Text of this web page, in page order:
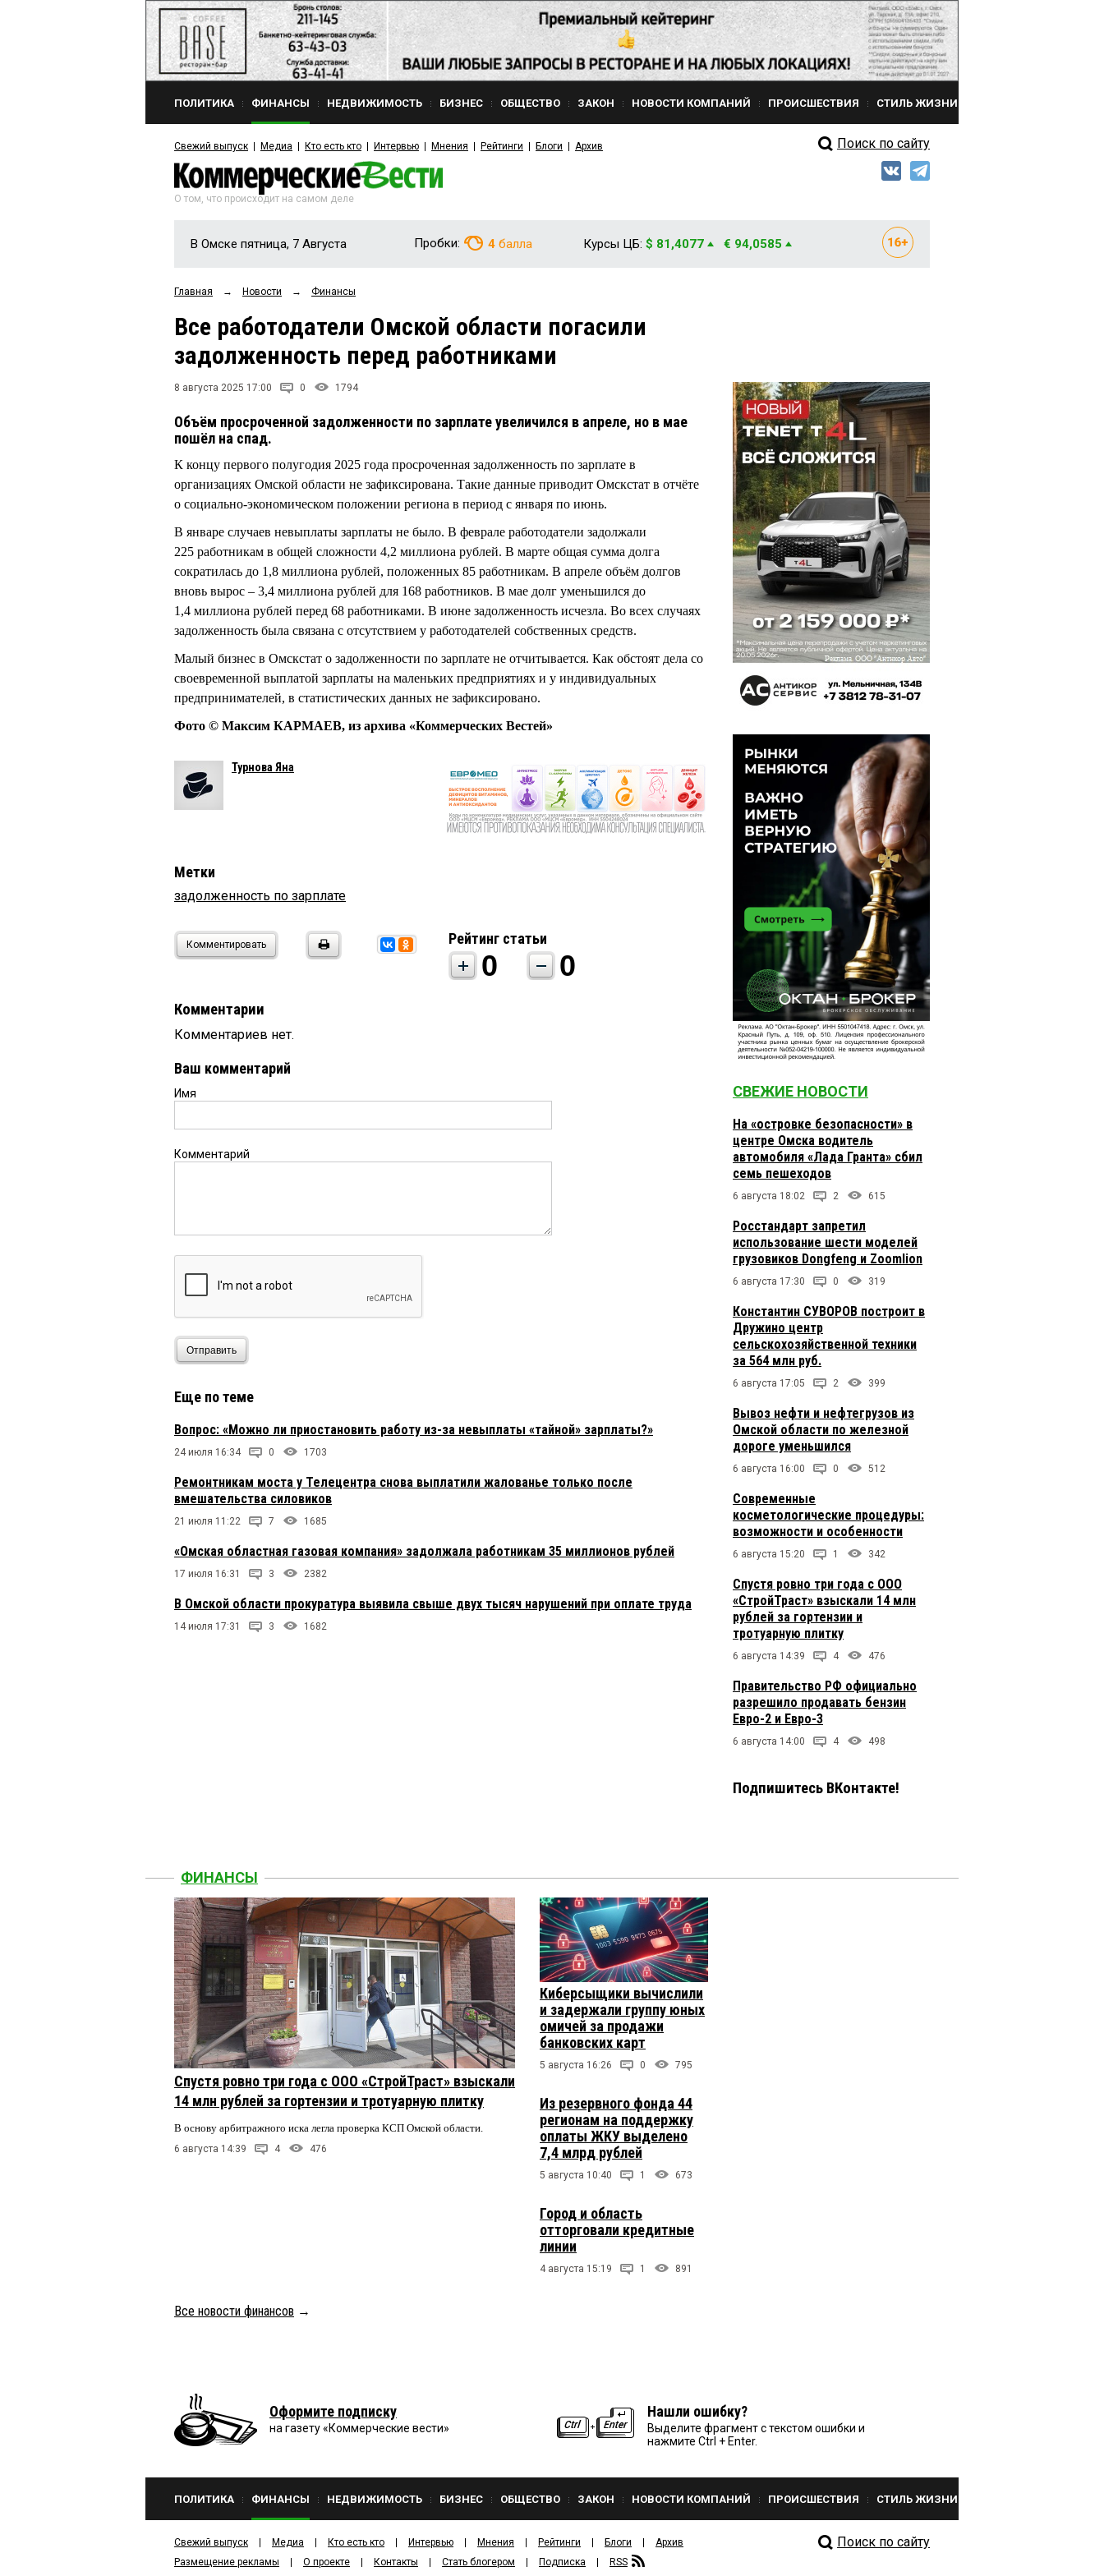
ПОЛИТИКА ФИНАНСЫ НЕДВИЖИМОСТЬ БИЗНЕС ОБЩЕСТВО ЗАКОН НОВОСТИ КОМПАНИЙ ПРОИСШЕСТВИЯ СТИЛЬ ЖИЗНИ
Свежий выпуск Медиа Кто есть кто Интервью Мнения Рейтинги Блоги Архив Поиск по сайту
О том, что происходит на самом деле
В Омске пятница, 7 Августа Пробки: 4 балла Курсы ЦБ: $ 81,4077 € 94,0585
Главная → Новости → Финансы
Все работодатели Омской области погасили
задолженность перед работниками
8 августа 2025 17:00 0 1794
Объём просроченной задолженности по зарплате увеличился в апреле, но в мае
пошёл на спад.
К концу первого полугодия 2025 года просроченная задолженность по зарплате в
организациях Омской области не зафиксирована. Такие данные приводит Омскстат в отчёте
о социально-экономическом положении региона в период с января по июнь.
В январе случаев невыплаты зарплаты не было. В феврале работодатели задолжали
225 работникам в общей сложности 4,2 миллиона рублей. В марте общая сумма долга
сократилась до 1,8 миллиона рублей, положенных 85 работникам. В апреле объём долгов
вновь вырос – 3,4 миллиона рублей для 168 работников. В мае долг уменьшился до
1,4 миллиона рублей перед 68 работниками. В июне задолженность исчезла. Во всех случаях
задолженность была связана с отсутствием у работодателей собственных средств.
Малый бизнес в Омскстат о задолженности по зарплате не отчитывается. Как обстоят дела со
своевременной выплатой зарплаты на маленьких предприятиях и у индивидуальных
предпринимателей, в статистических данных не зафиксировано.
Фото © Максим КАРМАЕВ, из архива «Коммерческих Вестей»
Турнова Яна
Метки
задолженность по зарплате
Комментировать Рейтинг статьи
0 0
Комментарии
Комментариев нет.
Ваш комментарий
Имя
Комментарий
Отправить
Еще по теме
Вопрос: «Можно ли приостановить работу из-за невыплаты «тайной» зарплаты?»
24 июля 16:34 0 1703
Ремонтникам моста у Телецентра снова выплатили жалованье только после
вмешательства силовиков
21 июля 11:22 7 1685
«Омская областная газовая компания» задолжала работникам 35 миллионов рублей
17 июля 16:31 3 2382
В Омской области прокуратура выявила свыше двух тысяч нарушений при оплате труда
14 июля 17:31 3 1682
СВЕЖИЕ НОВОСТИ
На «островке безопасности» в
центре Омска водитель
автомобиля «Лада Гранта» сбил
семь пешеходов
6 августа 18:02 2 615
Росстандарт запретил
использование шести моделей
грузовиков Dongfeng и Zoomlion
6 августа 17:30 0 319
Константин СУВОРОВ построит в
Дружино центр
сельскохозяйственной техники
за 564 млн руб.
6 августа 17:05 2 399
Вывоз нефти и нефтегрузов из
Омской области по железной
дороге уменьшился
6 августа 16:00 0 512
Современные
косметологические процедуры:
возможности и особенности
6 августа 15:20 1 342
Спустя ровно три года с ООО
«СтройТраст» взыскали 14 млн
рублей за гортензии и
тротуарную плитку
6 августа 14:39 4 476
Правительство РФ официально
разрешило продавать бензин
Евро-2 и Евро-3
6 августа 14:00 4 498
Подпишитесь ВКонтакте!
ФИНАНСЫ
Спустя ровно три года с ООО «СтройТраст» взыскали
14 млн рублей за гортензии и тротуарную плитку
В основу арбитражного иска легла проверка КСП Омской области.
6 августа 14:39 4 476
Киберсыщики вычислили
и задержали группу юных
омичей за продажи
банковских карт
5 августа 16:26 0 795
Из резервного фонда 44
регионам на поддержку
оплаты ЖКУ выделено
7,4 млрд рублей
5 августа 10:40 1 673
Город и область
отторговали кредитные
линии
4 августа 15:19 1 891
Все новости финансов →
Оформите подписку
на газету «Коммерческие вести»
Нашли ошибку?
Выделите фрагмент с текстом ошибки и
нажмите Ctrl + Enter.
ПОЛИТИКА ФИНАНСЫ НЕДВИЖИМОСТЬ БИЗНЕС ОБЩЕСТВО ЗАКОН НОВОСТИ КОМПАНИЙ ПРОИСШЕСТВИЯ СТИЛЬ ЖИЗНИ
Свежий выпуск Медиа Кто есть кто Интервью Мнения Рейтинги Блоги
Архив
Размещение рекламы
О проекте Контакты Стать блогером Подписка RSS
Поиск по сайту